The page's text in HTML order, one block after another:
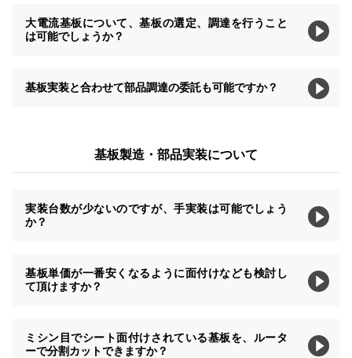
大電流基板について、基板の選定、調達を行うこと
は可能でしょうか？
基板実装と合わせて部品調達の委託も可能ですか？
基板製造・部品実装について
実装台数が少ないのですが、手実装は可能でしょう
か？
基板単価が一番安くなるように面付けなども検討し
て頂けますか？
ミシン目でシート面付けされている基板を、ルータ
ーで分割カットできますか？